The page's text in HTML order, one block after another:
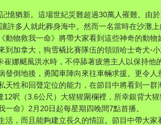
憶猶新。這場世紀災難超過30萬人罹難。由
許多人就此葬身海中。然而一名當時在沙灘
物救我一命》將帶大家看到這些神奇的動物
加拿大，狗雪橇比賽隊伍的領頭哈士奇犬-
娜颶風洪水時，不停舔著疲憊主人以保持他
倒地後，勇闖車陣向來往車輛求援。更令人
性和回聲定位的能力，在節目中將看到一群
呎（3.6公尺）大猩猩圍欄裡，所幸銀背大
命》2月20日起每星期四晚間7點首播。
，而且能夠建立長久的情誼。節目中帶大家